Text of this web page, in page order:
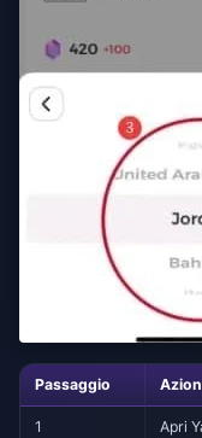
Passaggio
1
Apri